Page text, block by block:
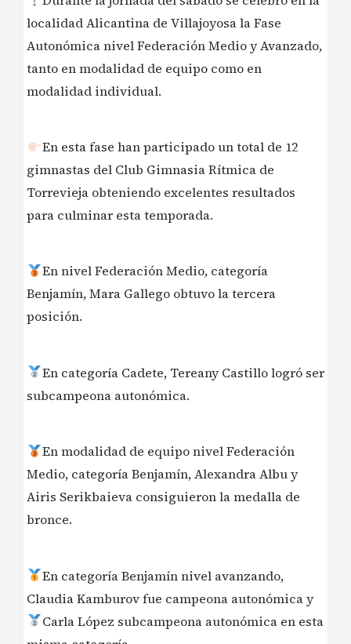
localidad Alicantina de Villajoyosa la Fase
Autonómica nivel Federación Medio y Avanzado,
tanto en modalidad de equipo como en
modalidad individual.
En esta fase han participado un total de 12
gimnastas del Club Gimnasia Rítmica de
Torrevieja obteniendo excelentes resultados
para culminar esta temporada.
En nivel Federación Medio, categoría
Benjamín, Mara Gallego obtuvo la tercera
posición.
En categoría Cadete, Tereany Castillo logró ser
subcampeona autonómica.
En modalidad de equipo nivel Federación
Medio, categoría Benjamín, Alexandra Albu y
Airis Serikbaieva consiguieron la medalla de
bronce.
En categoría Benjamín nivel avanzando,
Claudia Kamburov fue campeona autonómica y
Carla López subcampeona autonómica en esta